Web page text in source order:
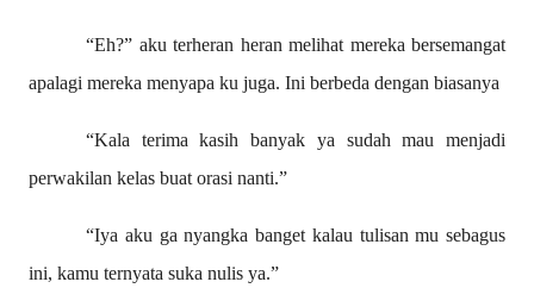
“Eh?” aku terheran heran melihat mereka bersemangat
apalagi mereka menyapa ku juga. Ini berbeda dengan biasanya
“Kala terima kasih banyak ya sudah mau menjadi
perwakilan kelas buat orasi nanti.”
“Iya aku ga nyangka banget kalau tulisan mu sebagus
ini, kamu ternyata suka nulis ya.”